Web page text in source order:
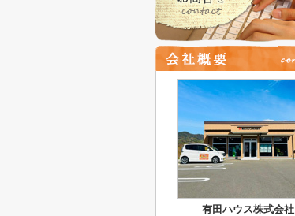
有田ハウス株式会社